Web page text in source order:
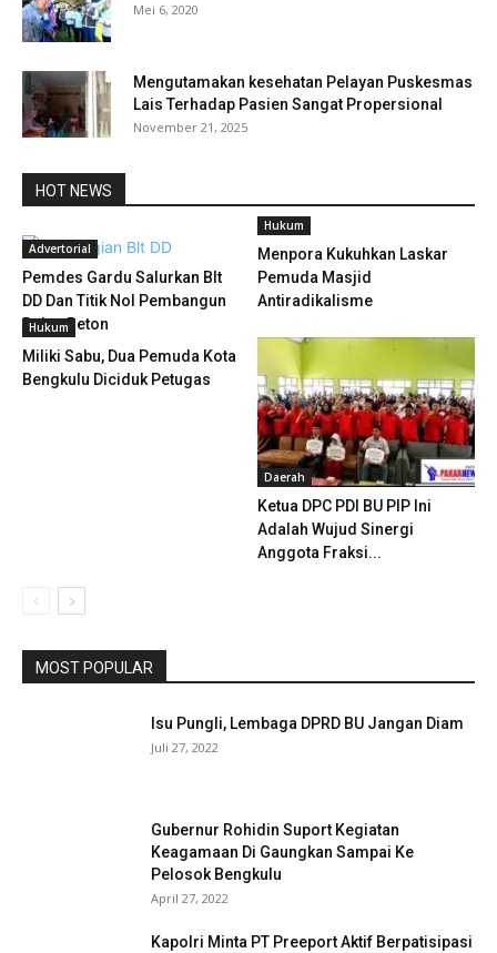
Mei 6, 2020
Mengutamakan kesehatan Pelayan Puskesmas
Lais Terhadap Pasien Sangat Propersional
November 21, 2025
HOT NEWS
Advertorial
Pemdes Gardu Salurkan Blt
DD Dan Titik Nol Pembangun
Rabat Beton
Hukum
Menpora Kukuhkan Laskar
Pemuda Masjid
Antiradikalisme
Hukum
Miliki Sabu, Dua Pemuda Kota
Bengkulu Diciduk Petugas
Daerah
Ketua DPC PDI BU PIP Ini
Adalah Wujud Sinergi
Anggota Fraksi...
MOST POPULAR
Isu Pungli, Lembaga DPRD BU Jangan Diam
Juli 27, 2022
Gubernur Rohidin Suport Kegiatan
Keagamaan Di Gaungkan Sampai Ke
Pelosok Bengkulu
April 27, 2022
Kapolri Minta PT Preeport Aktif Berpatisipasi